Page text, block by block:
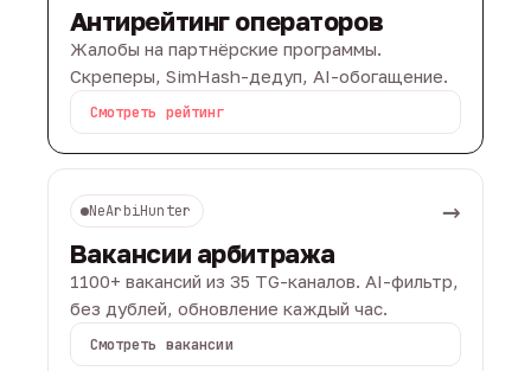
Антирейтинг операторов
Жалобы на партнёрские программы.
Скреперы, SimHash-дедуп, AI-обогащение.
Смотреть рейтинг
NeArbiHunter →
Вакансии арбитража
1100+ вакансий из 35 TG-каналов. AI-фильтр,
без дублей, обновление каждый час.
Смотреть вакансии